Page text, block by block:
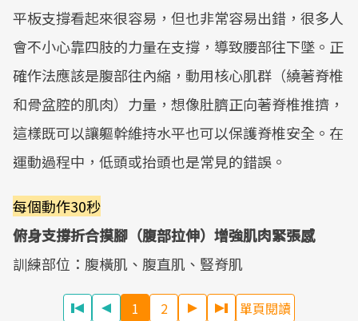
平板支撐看起來很容易，但也非常容易出錯，很多人
會不小心靠四肢的力量在支撐，導致腰部往下墜。正
確作法應該是腹部往內縮，動用核心肌群（繞著脊椎
和骨盆腔的肌肉）力量，想像肚臍正向著脊椎推擠，
這樣既可以讓軀幹維持水平也可以保護脊椎安全。在
運動過程中，低頭或抬頭也是常見的錯誤。
每個動作30秒
俯身支撐折合摸腳（腹部拉伸）增強肌肉緊張感
訓練部位：腹橫肌、腹直肌、豎脊肌
1 2 單頁閱讀